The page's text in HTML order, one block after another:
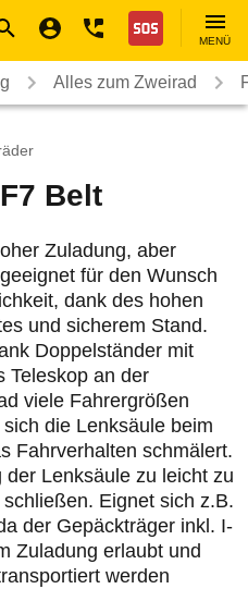
Nothilfe
MENÜ
Alles zum Zweirad
Belt
Zuladung, aber
für den Wunsch
dank des hohen
und sicherem Stand.
Doppelständer mit
Teleskop an der
viele Fahrergrößen
die Lenksäule beim
Fahrverhalten schmälert.
Lenksäule zu leicht zu
Eignet sich z.B.
der Gepäckträger inkl. I-
Zuladung erlaubt und
werden